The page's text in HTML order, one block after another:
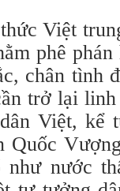
Việt
phê
chân tình
trở lại
Việt, kể
Quốc
nước